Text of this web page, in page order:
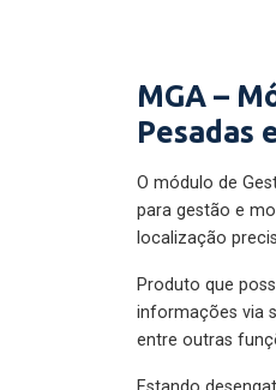
MGA –
Pesadas
O módulo de
para gestão e
localização
Produto que
informações via
entre outras
Estando